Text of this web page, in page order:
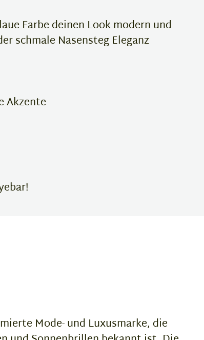
Farbe deinen Look modern und
schmale Nasensteg Eleganz
Akzente
Mode- und Luxusmarke, die